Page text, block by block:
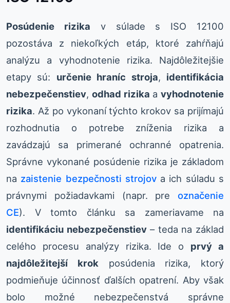
Posúdenie rizika v súlade s ISO 12100
pozostáva z niekoľkých etáp, ktoré zahŕňajú
analýzu a vyhodnotenie rizika. Najdôležitejšie
etapy sú: určenie hraníc stroja, identifikácia
nebezpečenstiev, odhad rizika a vyhodnotenie
rizika. Až po vykonaní týchto krokov sa prijímajú
rozhodnutia o potrebe zníženia rizika a
zavádzajú sa primerané ochranné opatrenia.
Správne vykonané posúdenie rizika je základom
na zaistenie bezpečnosti strojova ich súladu s
právnymi požiadavkami (napr. pre označenie
CE). V tomto článku sa zameriavame na
identifikáciu nebezpečenstiev– teda na základ
celého procesu analýzy rizika. Ide o prvý a
najdôležitejší krok posúdenia rizika, ktorý
podmieňuje účinnosť ďalších opatrení. Aby však
bolo možné nebezpečenstvá správne